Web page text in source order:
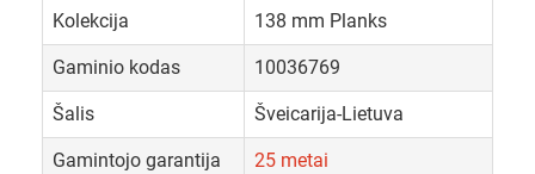
Kolekcija
138 mm Planks
Gaminio kodas 10036769
Šalis Šveicarija-Lietuva
Gamintojo garantija 25 metai